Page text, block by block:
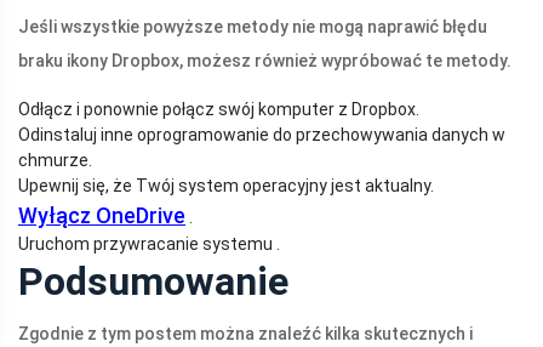
Jeśli wszystkie powyższe metody nie mogą naprawić błędu
braku ikony Dropbox, możesz również wypróbować te metody.
Odłącz i ponownie połącz swój komputer z Dropbox.
Odinstaluj inne oprogramowanie do przechowywania danych w
chmurze.
Upewnij się, że Twój system operacyjny jest aktualny.
Wyłącz OneDrive
Uruchom przywracanie systemu .
Podsumowanie
Zgodnie z tym postem można znaleźć kilka skutecznych i